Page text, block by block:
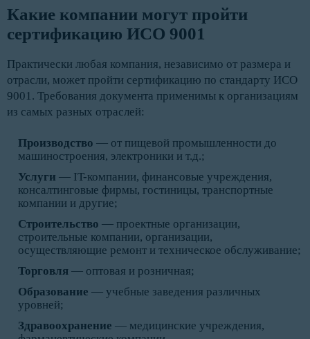
Какие компании могут пройти
сертификацию ИСО 9001
Практически любая компания, независимо от размера и
отрасли, может пройти сертификацию по стандарту ИСО
9001. Требования документа применимы к организациям
из самых разных отраслей:
Производство — от пищевой промышленности до
машиностроения, электроники и т.д.;
Услуги — IT-компании, финансовые учреждения,
консалтинговые фирмы, гостиницы, транспортные
компании и другие;
Строительство — проектные организации,
строительные компании, организации,
осуществляющие ремонт и техническое обслуживание;
Торговля — оптовая и розничная;
Образование — учебные заведения различных
уровней;
Здравоохранение — медицинские учреждения,